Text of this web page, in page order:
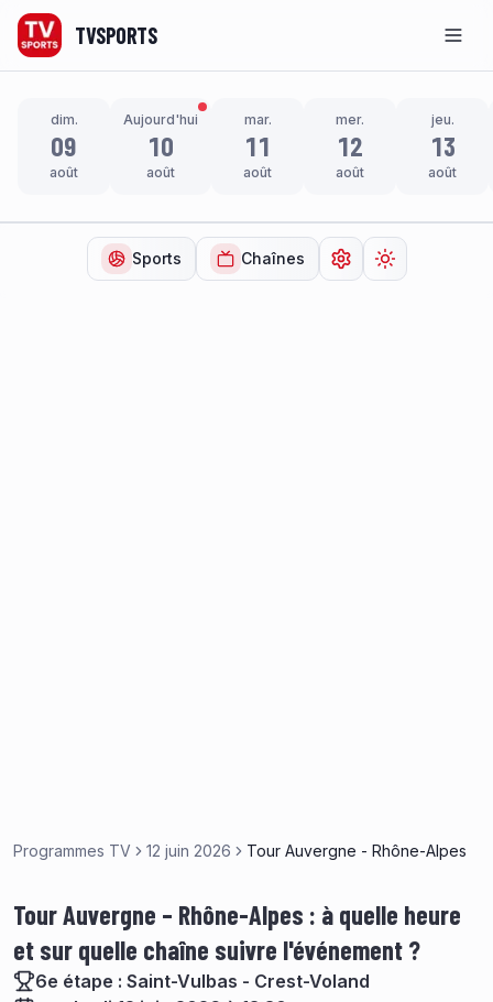
TVSPORTS
dim.
09
août
Aujourd'hui
10
août
mar.
11
août
mer.
12
août
jeu.
13
août
Sports Chaînes Ouvrir lesChanger de
Programmes TV 12 juin 2026 Tour Auvergne - Rhône-Alpes
Tour Auvergne – Rhône-Alpes : à quelle heure
et sur quelle chaîne suivre l'événement ?
6e étape : Saint-Vulbas - Crest-Voland